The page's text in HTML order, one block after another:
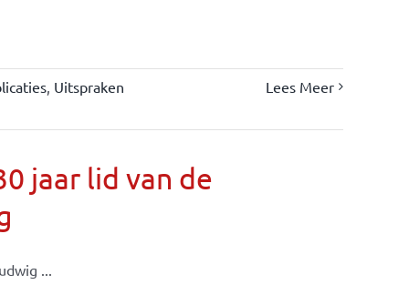
, Uitspraken
Lees Meer
jaar lid van de
...